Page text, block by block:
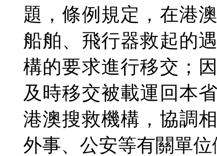
題，條例規定，在港
船舶、飛行器救起的
構的要求進行移交；
及時移交被載運回本
港澳搜救機構，協調
外事、公安等有關單